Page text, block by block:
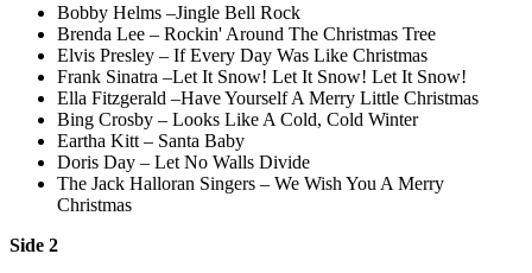
Bobby Helms –Jingle Bell Rock
Brenda Lee – Rockin' Around The Christmas Tree
Elvis Presley – If Every Day Was Like Christmas
Frank Sinatra –Let It Snow! Let It Snow! Let It Snow!
Ella Fitzgerald –Have Yourself A Merry Little Christmas
Bing Crosby – Looks Like A Cold, Cold Winter
Eartha Kitt – Santa Baby
Doris Day – Let No Walls Divide
The Jack Halloran Singers – We Wish You A Merry
Christmas
Side 2